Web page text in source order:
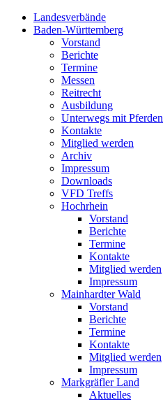
Landesverbände
Baden-Württemberg
Vorstand
Berichte
Termine
Messen
Reitrecht
Ausbildung
Unterwegs mit Pferden
Kontakte
Mitglied werden
Archiv
Impressum
Downloads
VFD Treffs
Hochrhein
Vorstand
Berichte
Termine
Kontakte
Mitglied werden
Impressum
Mainhardter Wald
Vorstand
Berichte
Termine
Kontakte
Mitglied werden
Impressum
Markgräfler Land
Aktuelles